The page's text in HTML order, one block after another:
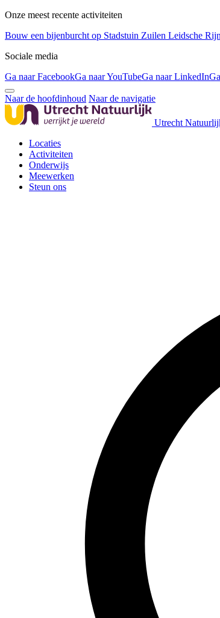
Onze meest recente activiteiten
Bouw een bijenburcht op Stadstuin Zuilen Leidsche
Sociale media
Ga naar FacebookGa naar YouTubeGa naar LinkedIn
Naar de hoofdinhoud Naar de navigatie
Utrecht
Locaties
Activiteiten
Onderwijs
Meewerken
Steun ons